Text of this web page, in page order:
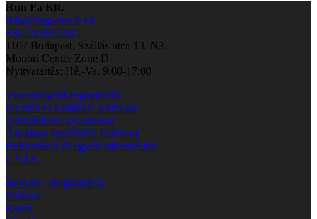
Run Fa Kft.
info@bags-runfa.eu
+36 70 8855905
1107 Budapest, Szállás utca 13. N3.
Monori Center Zone D
Nyitvatartás: Hé.-Va. 9:00-17:00
Viszonteladói regisztráció
Fizetési és Szállítási feltételek
Adatvédelmi nyilatkozat
Általános szerződési feltételek
Reklamáció és egyéb információk
GY.I.K.
Belépés / Regisztráció
Fiókom
Kosár